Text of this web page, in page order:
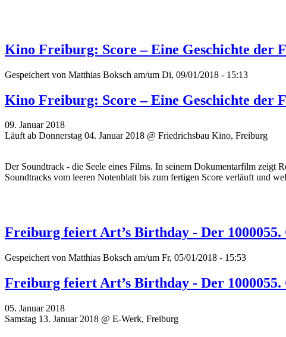
Kino Freiburg: Score – Eine Geschichte der
Gespeichert von Matthias Boksch am/um Di, 09/01/2018 - 15:13
Kino Freiburg: Score – Eine Geschichte der
09. Januar 2018
Läuft ab Donnerstag 04. Januar 2018 @ Friedrichsbau Kino, Freiburg
Der Soundtrack - die Seele eines Films. In seinem Dokumentarfilm zeigt
Soundtracks vom leeren Notenblatt bis zum fertigen Score verläuft und
Freiburg feiert Art’s Birthday - Der
Gespeichert von Matthias Boksch am/um Fr, 05/01/2018 - 15:53
Freiburg feiert Art’s Birthday - Der
05. Januar 2018
Samstag 13. Januar 2018 @ E-Werk, Freiburg